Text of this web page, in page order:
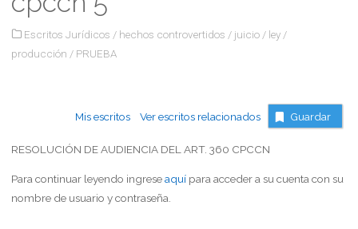
Escritos Jurídicos / hechos controvertidos / juicio / ley /
producción / PRUEBA
Mis escritos Ver escritos relacionados Guardar
RESOLUCIÓN DE AUDIENCIA DEL ART. 360 CPCCN
Para continuar leyendo ingreseaquípara acceder a su cuenta con su
nombre de usuario y contraseña.